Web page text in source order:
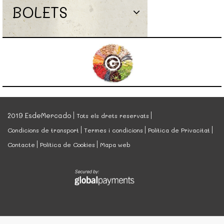
BOLETS
2019 EsdeMercado
Tots els drets reservats
Condicions de transport
Termes i condicions
Política de Privacitat
Contacte
Política de Cookies Mapa web